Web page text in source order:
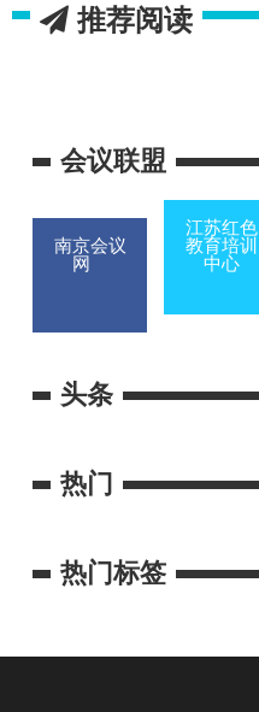
推荐阅读
会议联盟
南京会议
网
江苏红色
教育培训
中心
头条
热门
热门标签